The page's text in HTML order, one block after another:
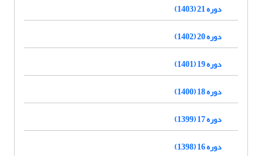
دوره 21 (1403)
دوره 20 (1402)
دوره 19 (1401)
دوره 18 (1400)
دوره 17 (1399)
دوره 16 (1398)